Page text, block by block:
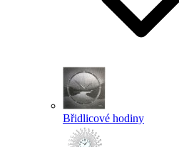
Břidlicové hodiny